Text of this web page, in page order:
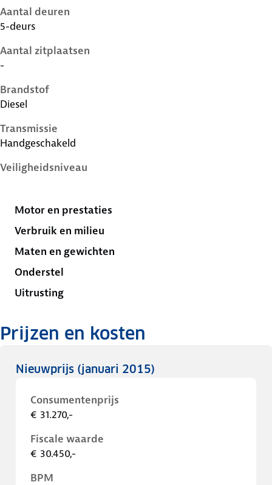
Aantal deuren
5-deurs
Aantal zitplaatsen
-
Brandstof
Diesel
Transmissie
Handgeschakeld
Veiligheidsniveau
Motor en prestaties
Verbruik en milieu
Maten en gewichten
Onderstel
Uitrusting
Prijzen en kosten
Nieuwprijs (januari 2015)
Consumentenprijs
€ 31.270,-
Fiscale waarde
€ 30.450,-
BPM